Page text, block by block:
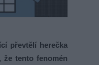
převtělí herečka
že tento fenomén